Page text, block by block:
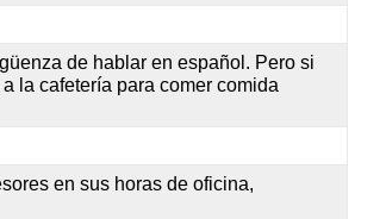
de hablar en español. Pero si
la cafetería para comer comida
en sus horas de oficina,